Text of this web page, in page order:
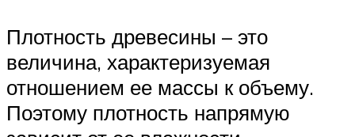
Плотность древесины – это
величина, характеризуемая
отношением ее массы к объему.
Поэтому плотность напрямую